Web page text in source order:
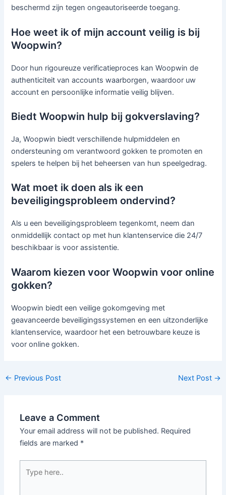
beschermd zijn tegen ongeautoriseerde toegang.
Hoe weet ik of mijn account veilig is bij
Woopwin?
Door hun rigoureuze verificatieproces kan Woopwin de
authenticiteit van accounts waarborgen, waardoor uw
account en persoonlijke informatie veilig blijven.
Biedt Woopwin hulp bij gokverslaving?
Ja, Woopwin biedt verschillende hulpmiddelen en
ondersteuning om verantwoord gokken te promoten en
spelers te helpen bij het beheersen van hun speelgedrag.
Wat moet ik doen als ik een
beveiligingsprobleem ondervind?
Als u een beveiligingsprobleem tegenkomt, neem dan
onmiddellijk contact op met hun klantenservice die 24/7
beschikbaar is voor assistentie.
Waarom kiezen voor Woopwin voor online
gokken?
Woopwin biedt een veilige gokomgeving met
geavanceerde beveiligingssystemen en een uitzonderlijke
klantenservice, waardoor het een betrouwbare keuze is
voor online gokken.
← Previous Post Next Post →
Leave a Comment
Your email address will not be published. Required
fields are marked *
here..